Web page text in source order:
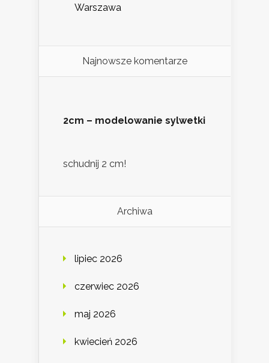
Warszawa
Najnowsze komentarze
2cm – modelowanie sylwetki
schudnij 2 cm!
Archiwa
lipiec 2026
czerwiec 2026
maj 2026
kwiecień 2026